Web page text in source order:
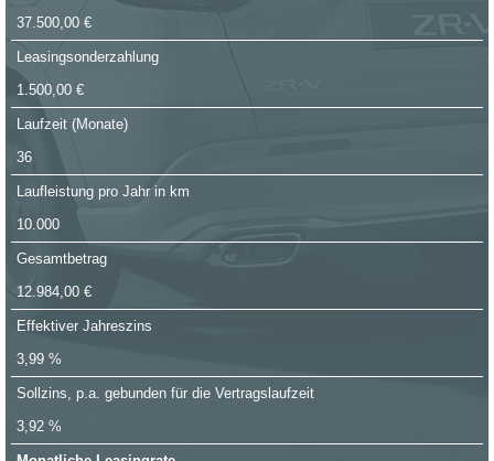
37.500,00 €
Leasingsonderzahlung
1.500,00 €
Laufzeit (Monate)
36
Laufleistung pro Jahr in km
10.000
Gesamtbetrag
12.984,00 €
Effektiver Jahreszins
3,99 %
Sollzins, p.a. gebunden für die Vertragslaufzeit
3,92 %